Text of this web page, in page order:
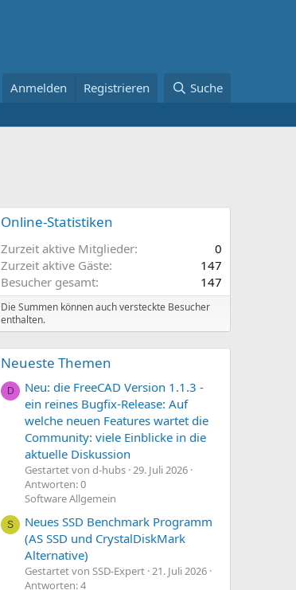
Anmelden Registrieren Suche
Online-Statistiken
Zurzeit aktive Mitglieder
0
Zurzeit aktive Gäste
147
Besucher gesamt
147
Die Summen können auch versteckte Besucher
enthalten.
Neueste Themen
D
Neu: die FreeCAD Version 1.1.3 -
ein reines Bugfix-Release: Auf
welche neuen Features wartet die
Community: viele Einblicke in die
aktuelle Diskussion
Gestartet von d-hubs 29. Juli 2026
Antworten: 0
Software Allgemein
S
Neues SSD Benchmark Programm
(AS SSD und CrystalDiskMark
Alternative)
Gestartet von SSD-Expert 21. Juli 2026
Antworten: 4